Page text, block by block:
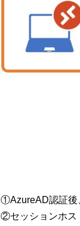
①AzureAD認証後
②セッションホス